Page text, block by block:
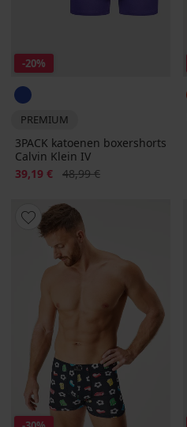
-20%
PREMIUM
3PACK katoenen boxershorts
Calvin Klein IV
Korting
39,19 € Oorspronkelijke prijs
48,99 €